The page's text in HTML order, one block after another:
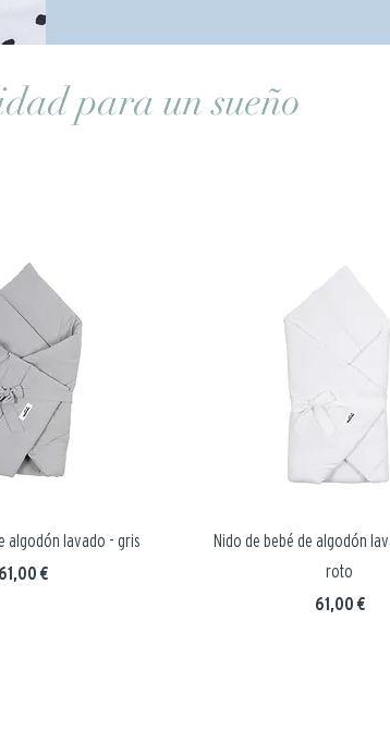
para un sueño
algodón lavado - gris
Precio
61,00 €
Nido de bebé de algodón
roto
Precio
61,00 €